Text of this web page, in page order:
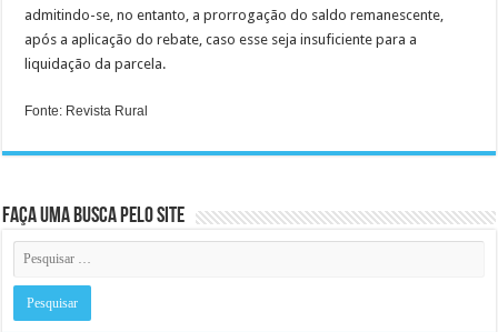
admitindo-se, no entanto, a prorrogação do saldo remanescente,
após a aplicação do rebate, caso esse seja insuficiente para a
liquidação da parcela.
Fonte: Revista Rural
Faça uma busca pelo Site